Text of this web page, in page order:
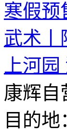
寒假预
武术丨
上河
康辉自
目的